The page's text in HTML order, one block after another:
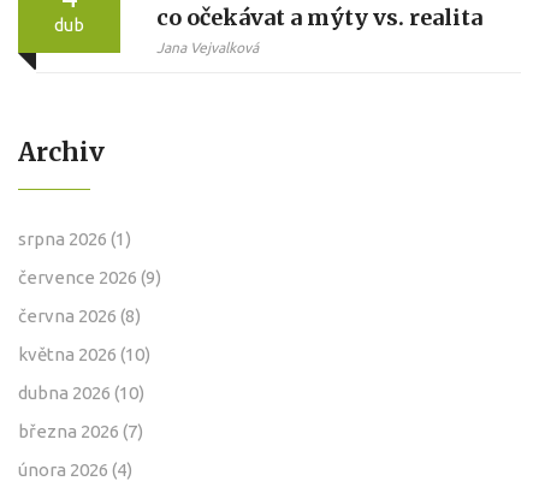
dub
co očekávat a mýty vs. realita
Jana Vejvalková
Archiv
srpna 2026 (1)
července 2026 (9)
června 2026 (8)
května 2026 (10)
dubna 2026 (10)
března 2026 (7)
února 2026 (4)